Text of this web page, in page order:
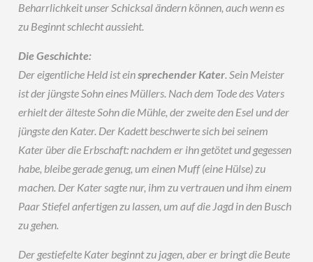
Beharrlichkeit unser Schicksal ändern können, auch wenn es
zu Beginnt schlecht aussieht.
Die Geschichte:
Der eigentliche Held ist einsprechender Kater. Sein Meister
ist der jüngste Sohn eines Müllers. Nach dem Tode des Vaters
erhielt der älteste Sohn die Mühle, der zweite den Esel und der
jüngste den Kater. Der Kadett beschwerte sich bei seinem
Kater über die Erbschaft: nachdem er ihn getötet und gegessen
habe, bleibe gerade genug, um einen Muff (eine Hülse) zu
machen. Der Kater sagte nur, ihm zu vertrauen und ihm einem
Paar Stiefel anfertigen zu lassen, um auf die Jagd in den Busch
zu gehen.
Der gestiefelte Kater beginnt zu jagen, aber er bringt die Beute